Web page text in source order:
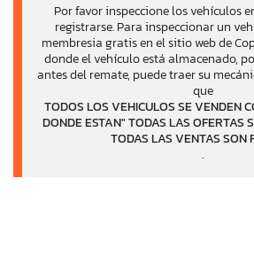
Por favor inspeccione los vehículos
registrarse. Para inspeccionar un
membresia gratis en el sitio web de
donde el vehículo está almacenado,
antes del remate, puede traer su
que
TODOS LOS VEHICULOS SE VENDEN
DONDE ESTAN" TODAS LAS OFERTAS
TODAS LAS VENTAS SON
.